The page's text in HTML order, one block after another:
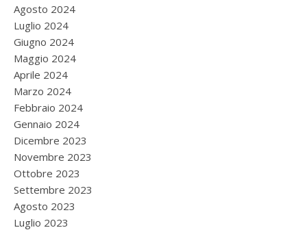
Agosto 2024
Luglio 2024
Giugno 2024
Maggio 2024
Aprile 2024
Marzo 2024
Febbraio 2024
Gennaio 2024
Dicembre 2023
Novembre 2023
Ottobre 2023
Settembre 2023
Agosto 2023
Luglio 2023